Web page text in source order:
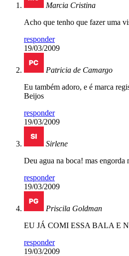
Marcia Cristina
Acho que tenho que fazer uma
responder
19/03/2009
Patricia de Camargo
Eu também adoro, e é marca
Beijos
responder
19/03/2009
Sirlene
Deu agua na boca! mas engorda
responder
19/03/2009
Priscila Goldman
EU JÁ COMI ESSA BALA E
responder
19/03/2009